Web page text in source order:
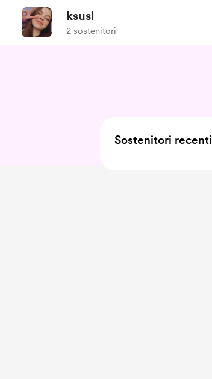
ksusl
2 sostenitori
Sostenitori recenti